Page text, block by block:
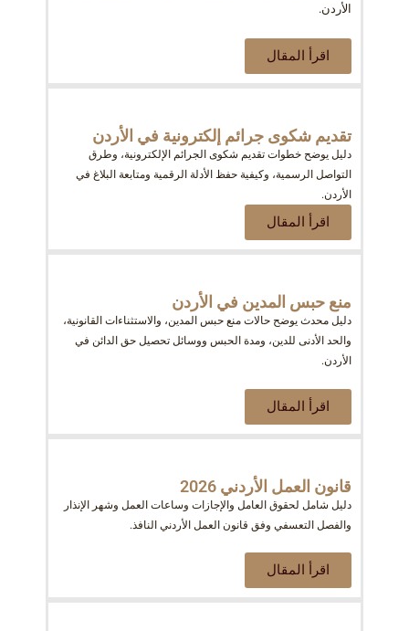
الأردن.
اقرأ المقال
تقديم شكوى جرائم إلكترونية في الأردن
دليل يوضح خطوات تقديم شكوى الجرائم الإلكترونية، وطرق
التواصل الرسمية، وكيفية حفظ الأدلة الرقمية ومتابعة البلاغ في
الأردن.
اقرأ المقال
منع حبس المدين في الأردن
دليل محدث يوضح حالات منع حبس المدين، والاستثناءات القانونية،
والحد الأدنى للدين، ومدة الحبس ووسائل تحصيل حق الدائن في
الأردن.
اقرأ المقال
قانون العمل الأردني 2026
دليل شامل لحقوق العامل والإجازات وساعات العمل وشهر الإنذار
والفصل التعسفي وفق قانون العمل الأردني النافذ.
اقرأ المقال